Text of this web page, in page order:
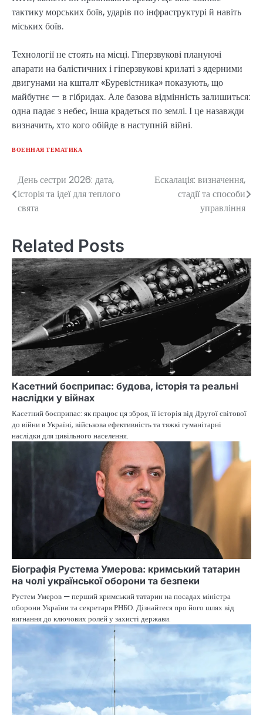
тактику морських боїв, ударів по інфраструктурі й навіть
міських боїв.
Технології не стоять на місці. Гіперзвукові плануючі
апарати на балістичних і гіперзвукові крилаті з ядерними
двигунами на кшталт «Буревістника» показують, що
майбутнє — в гібридах. Але базова відмінність залишиться:
одна падає з небес, інша крадеться по землі. І це назавжди
визначить, хто кого обійде в наступній війні.
ВОЕННАЯ ТЕМАТИКА
Post
navigation
День сестри 2026: дата,
історія та ідеї для теплого
свята
Ескалація: визначення,
стадії та способи
управління
Related Posts
Касетний боєприпас: будова, історія та реальні
наслідки у війнах
Касетний боєприпас: як працює ця зброя, її історія від Другої світової
до війни в Україні, військова ефективність та тяжкі гуманітарні
наслідки для цивільного населення.
Біографія Рустема Умерова: кримський татарин
на чолі української оборони та безпеки
Рустем Умеров — перший кримський татарин на посадах міністра
оборони України та секретаря РНБО. Дізнайтеся про його шлях від
вигнання до ключових ролей у захисті держави.